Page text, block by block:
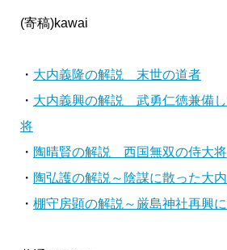
(寄稿)kawai
・ 大内義隆の解説 末世の道者
・ 大内義興の解説 武勇仁徳兼備し
将
・ 陶晴賢の解説 西国無双の侍大将
・ 陶弘護の解説～陰謀に散った大
・ 棚守房顕の解説～厳島神社再興